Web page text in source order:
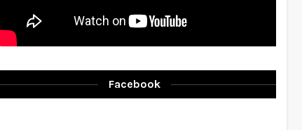
Facebook